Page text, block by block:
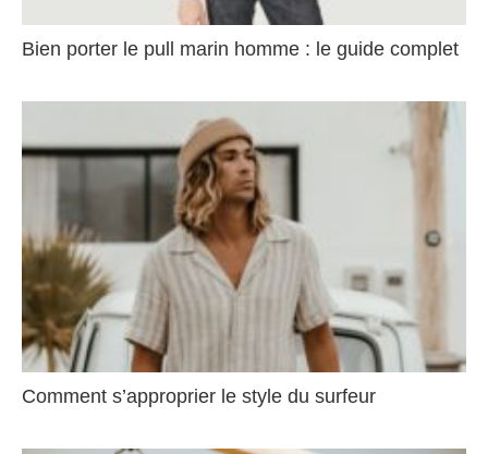
Bien porter le pull marin homme : le guide complet
Comment s’approprier le style du surfeur